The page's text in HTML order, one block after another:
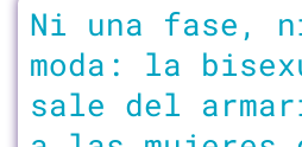
Ni una fase,
moda: la
sale del